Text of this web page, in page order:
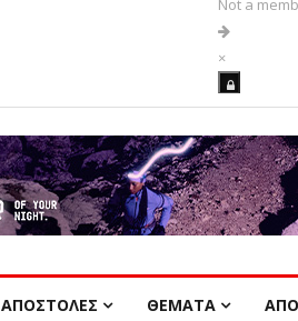
Not a
×
ΑΠΟΣΤΟΛΕΣ ΘΕΜΑΤΑ